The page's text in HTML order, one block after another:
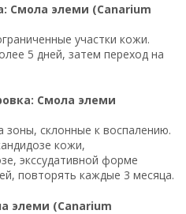
Смола элеми (Canarium
участки кожи.
5 дней, затем переход на
Смола элеми
зоны, склонные к воспалению.
кожи,
экссудативной форме
повторять каждые 3 месяца.
элеми (Canarium